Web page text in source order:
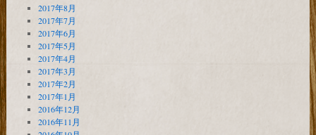
2017年8月
2017年7月
2017年6月
2017年5月
2017年4月
2017年3月
2017年2月
2017年1月
2016年12月
2016年11月